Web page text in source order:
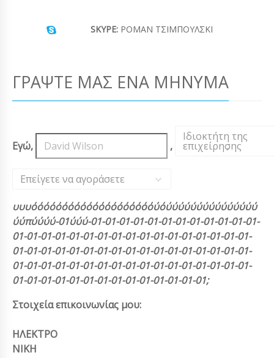
SKYPE: ΡΟΜΆΝ ΤΣΙΜΠΟΎΛΣΚΙ
ΓΡΆΨΤΕ ΜΑΣ ΈΝΑ ΜΉΝΥΜΑ
Εγώ, ,
Ιδιοκτήτη της
επιχείρησης
,
Επείγετε να αγοράσετε
υυυόόόόόόόόόόόόόόόόόόόόύόύύύύύύύύύύύύύύύ
ύύπύύύύ-01ύύύ-01-01-01-01-01-01-01-01-01-01-01-01-
01-01-01-01-01-01-01-01-01-01-01-01-01-01-01-01-01-
01-01-01-01-01-01-01-01-01-01-01-01-01-01-01-01-01-
01-01-01-01-01-01-01-01-01-01-01-01-01-01-01-01-01-
01-01-01-01-01-01-01-01-01-01-01-01-01-01;
Στοιχεία επικοινωνίας μου:
ΗΛΕΚΤΡΟ
ΝΙΚΗ